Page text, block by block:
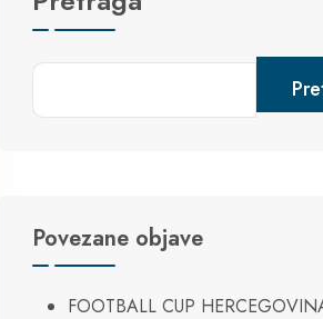
Povezane objave
FOOTBALL CUP